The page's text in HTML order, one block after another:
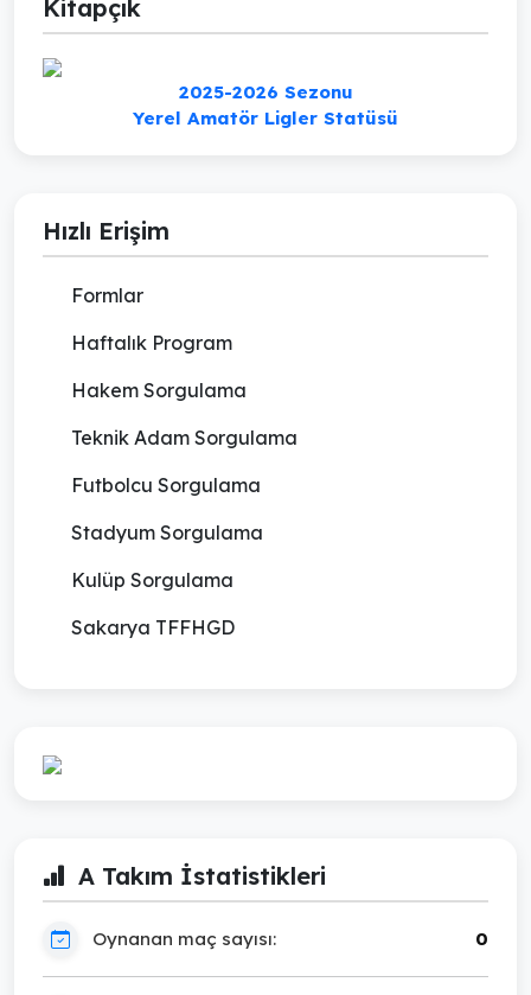
Kitapçık
2025-2026 Sezonu
Yerel Amatör Ligler Statüsü
Hızlı Erişim
Formlar
Haftalık Program
Hakem Sorgulama
Teknik Adam Sorgulama
Futbolcu Sorgulama
Stadyum Sorgulama
Kulüp Sorgulama
Sakarya TFFHGD
A Takım İstatistikleri
Oynanan maç sayısı: 0